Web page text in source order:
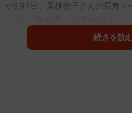
が6月4日、黒柳徹子さんの長寿ト
1965年東京都生まれの伊代さんは
続きを読